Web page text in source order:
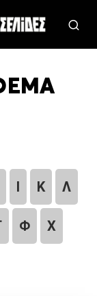
Ι Κ Λ
Φ Χ